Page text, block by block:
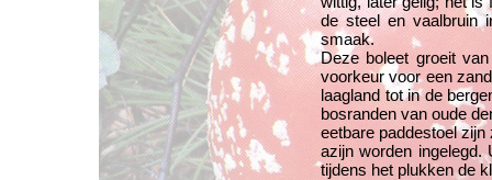
de steel en vaalbruin
smaak.
Deze boleet groeit
voorkeur voor een
laagland tot in de
bosranden van oude
eetbare paddestoel
azijn worden
tijdens het plukken de